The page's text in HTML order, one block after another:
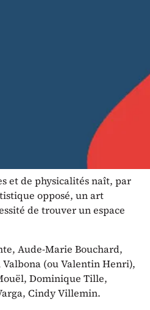
Linga et
de l’Académie
où se joue
l’interpénétration,
et de physicalités naît, par
opposé, un art
de trouver un espace
Aude-Marie Bouchard,
(ou Valentin Henri),
Dominique Tille,
Cindy Villemin.